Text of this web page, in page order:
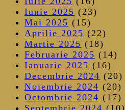
Iunie 2025 (23)
Mai 2025 (15)
Aprilie 2025 (22)
Martie 2025 (18)
Februarie 2025 (14)
Ianuarie 2025 (16)
Decembrie 2024 (20)
Noiembrie 2024 (20)
Octombrie 2024 (17)
Septembrie 2024 (10)